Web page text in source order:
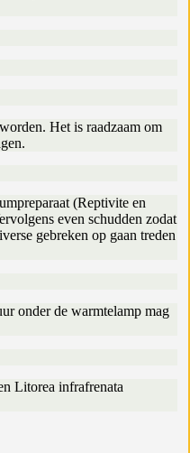
Het is raadzaam om
(Reptivite en
even schudden zodat
gebreken op gaan treden
onder de warmtelamp mag
Litorea infrafrenata